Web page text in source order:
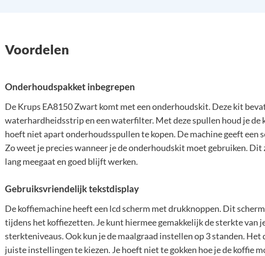
Voordelen
Onderhoudspakket inbegrepen
De Krups EA8150 Zwart komt met een onderhoudskit. Deze kit
waterhardheidsstrip en een waterfilter. Met deze spullen houd je de
hoeft niet apart onderhoudsspullen te kopen. De machine geeft een
Zo weet je precies wanneer je de onderhoudskit moet gebruiken.
lang meegaat en goed blijft werken.
Gebruiksvriendelijk tekstdisplay
De koffiemachine heeft een lcd scherm met drukknoppen. Dit
tijdens het koffiezetten. Je kunt hiermee gemakkelijk de sterkte van
sterkteniveaus. Ook kun je de maalgraad instellen op 3 standen.
juiste instellingen te kiezen. Je hoeft niet te gokken hoe je de koffie